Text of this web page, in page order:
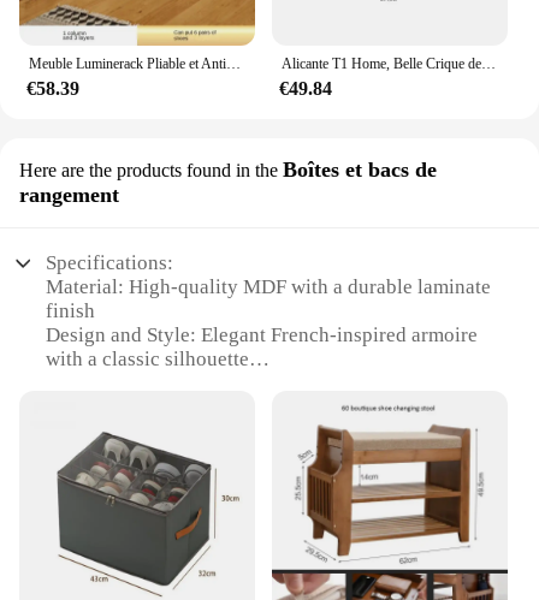
Meuble Luminerack Pliable et Anti-Poussière pour Chaussures, Meuble de Rangement Transparent, Plusieurs Couches, Salon, Simple, T1
€58.39
Alicante T1 Home, Belle Crique de Rangement en Fer Multicouche, Peu Encombrante
€49.84
Here are the products found in the Boîtes et bacs de
rangement
Specifications:
Material: High-quality MDF with a durable laminate
finish
Design and Style: Elegant French-inspired armoire
with a classic silhouette
Typical Adaptive Scenario: Perfect for homes,
offices, or boutiques
Shape or Size or Weight or Quantity: Spacious
interior with multiple compartments to
accommodate a wide range of shoe sizes
Performance and Property: Sturdy construction with
smooth, easy-to-clean surfaces